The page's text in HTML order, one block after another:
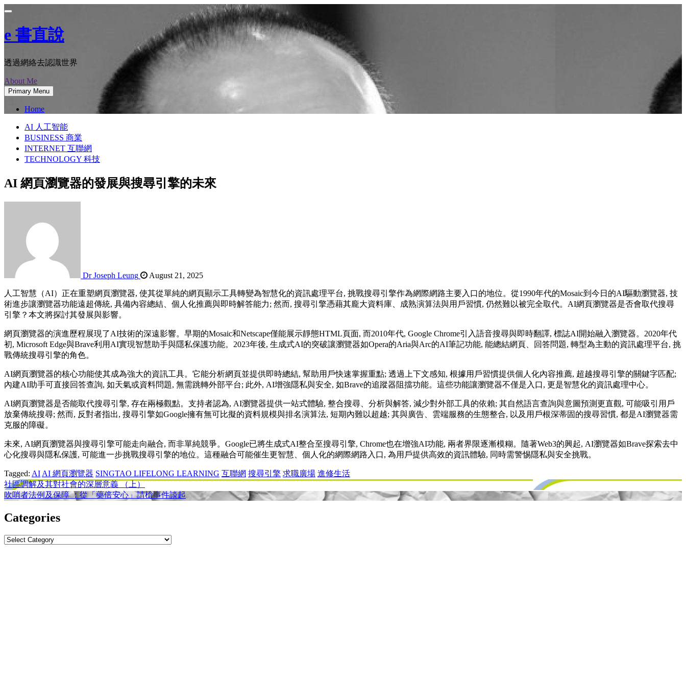
content
e 書直說
透過網絡去認識世界
About Me
Primary Menu
Home
AI 人工智能
BUSINESS 商業
INTERNET 互聯網
TECHNOLOGY 科技
AI 網頁瀏覽器的發展與搜尋引擎的未來
Dr Joseph Leung August 21, 2025
人工智慧（AI）正在重塑網頁瀏覽器, 使其從單純的網頁顯示工具轉變為智慧化的資訊處理平台, 挑戰搜尋引擎作為網際網路主要入口的地位。從1990年代的Mosaic到今日的AI驅動瀏覽器, 技
術進步讓瀏覽器功能遠超傳統, 具備內容總結、個人化推薦與即時解答能力; 然而, 搜尋引擎憑藉其龐大資料庫、成熟演算法與用戶習慣, 仍然難以被完全取代。AI網頁瀏覽器是否會取代搜尋
引擎？本文將探討其發展與影響。
網頁瀏覽器的演進歷程展現了AI技術的深遠影響。早期的Mosaic和Netscape僅能展示靜態HTML頁面, 而2010年代, Google Chrome引入語音搜尋與即時翻譯, 標誌AI開始融入瀏覽器。2020年代
初, Microsoft Edge與Brave利用AI實現智慧助手與隱私保護功能。2023年後, 生成式AI的突破讓瀏覽器如Opera的Aria與Arc的AI筆記功能, 能總結網頁、回答問題, 轉型為主動的資訊處理平台, 挑
戰傳統搜尋引擎的角色。
AI網頁瀏覽器的核心功能使其成為強大的資訊工具。它能分析網頁並提供即時總結, 幫助用戶快速掌握重點; 透過上下文感知, 根據用戶習慣提供個人化內容推薦, 超越搜尋引擎的關鍵字匹配;
內建AI助手可直接回答查詢, 如天氣或資料問題, 無需跳轉外部平台; 此外, AI增強隱私與安全, 如Brave的追蹤器阻擋功能。這些功能讓瀏覽器不僅是入口, 更是智慧化的資訊處理中心。
AI網頁瀏覽器是否能取代搜尋引擎, 存在兩極觀點。支持者認為, AI瀏覽器提供一站式體驗, 整合搜尋、分析與解答, 減少對外部工具的依賴; 其自然語言查詢與意圖預測更直觀, 可能吸引用戶
放棄傳統搜尋; 然而, 反對者指出, 搜尋引擎如Google擁有無可比擬的資料規模與排名演算法, 短期內難以超越; 其與廣告、雲端服務的生態整合, 以及用戶根深蒂固的搜尋習慣, 都是AI瀏覽器需
克服的障礙。
未來, AI網頁瀏覽器與搜尋引擎可能走向融合, 而非單純競爭。Google已將生成式AI整合至搜尋引擎, Chrome也在增強AI功能, 兩者界限逐漸模糊。隨著Web3的興起, AI瀏覽器如Brave探索去中
心化搜尋與隱私保護, 可能進一步挑戰搜尋引擎的地位。這種融合可能催生更智慧、個人化的網際網路入口, 為用戶提供高效的資訊體驗, 同時需警惕隱私與安全挑戰。
Tagged: AI AI 網頁瀏覽器 SINGTAO LIFELONG LEARNING 互聯網 搜尋引擎 求職廣場 進修生活
Post
navigation
社區調解及其對社會的深層意義 （上）
吹哨者法例及保障 ：從「藥倍安心」請槍事件談起
Categories
Categories